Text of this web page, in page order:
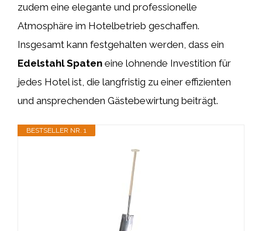
zudem eine elegante und professionelle
Atmosphäre im Hotelbetrieb geschaffen.
Insgesamt kann festgehalten werden, dass ein
Edelstahl Spaten eine lohnende Investition für
jedes Hotel ist, die langfristig zu einer effizienten
und ansprechenden Gästebewirtung beiträgt.
BESTSELLER NR. 1